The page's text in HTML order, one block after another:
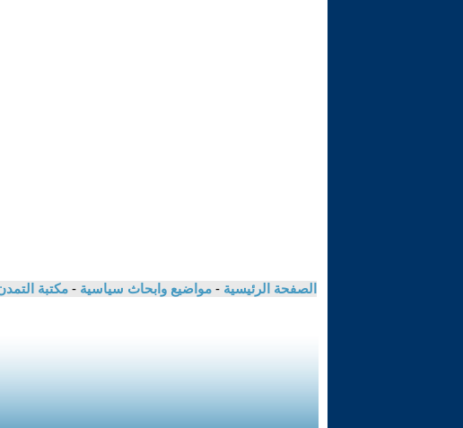
الصفحة الرئيسية - مواضيع وابحاث سياسية - مكتبة